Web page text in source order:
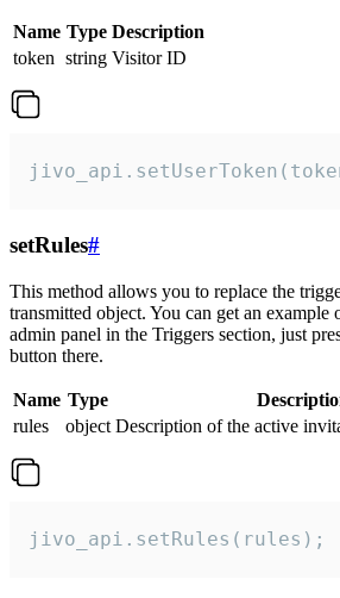
Name Type Description
token string Visitor ID
setRules#
This method allows you to replace the
transmitted object. You can get an example
admin panel in the Triggers section, just
button there.
Name Type
rules
object Description of the active
jivo_api.setRules(rules);